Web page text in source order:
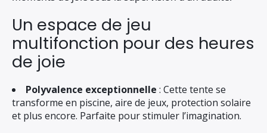
Un espace de jeu
multifonction pour des heures
de joie
Polyvalence exceptionnelle : Cette tente se
transforme en piscine, aire de jeux, protection solaire
et plus encore. Parfaite pour stimuler l’imagination.